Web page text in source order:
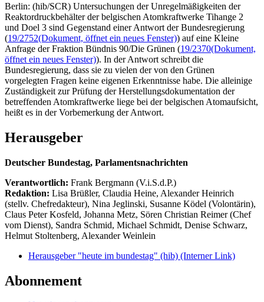
Berlin: (hib/SCR) Untersuchungen der Unregelmäßigkeiten der
Reaktordruckbehälter der belgischen Atomkraftwerke Tihange 2
und Doel 3 sind Gegenstand einer Antwort der Bundesregierung
(19/2752(Dokument, öffnet ein neues Fenster)) auf eine Kleine
Anfrage der Fraktion Bündnis 90/Die Grünen (19/2370(Dokument,
öffnet ein neues Fenster)). In der Antwort schreibt die
Bundesregierung, dass sie zu vielen der von den Grünen
vorgelegten Fragen keine eigenen Erkenntnisse habe. Die alleinige
Zuständigkeit zur Prüfung der Herstellungsdokumentation der
betreffenden Atomkraftwerke liege bei der belgischen Atomaufsicht,
heißt es in der Vorbemerkung der Antwort.
Herausgeber
Deutscher Bundestag, Parlamentsnachrichten
Verantwortlich: Frank Bergmann (V.i.S.d.P.)
Redaktion: Lisa Brüßler, Claudia Heine, Alexander Heinrich
(stellv. Chefredakteur), Nina Jeglinski, Susanne Ködel (Volontärin),
Claus Peter Kosfeld, Johanna Metz, Sören Christian Reimer (Chef
vom Dienst), Sandra Schmid, Michael Schmidt, Denise Schwarz,
Helmut Stoltenberg, Alexander Weinlein
Herausgeber "heute im bundestag" (hib) (Interner Link)
Abonnement